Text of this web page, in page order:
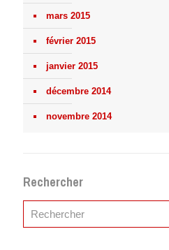
mars 2015
février 2015
janvier 2015
décembre 2014
novembre 2014
Rechercher